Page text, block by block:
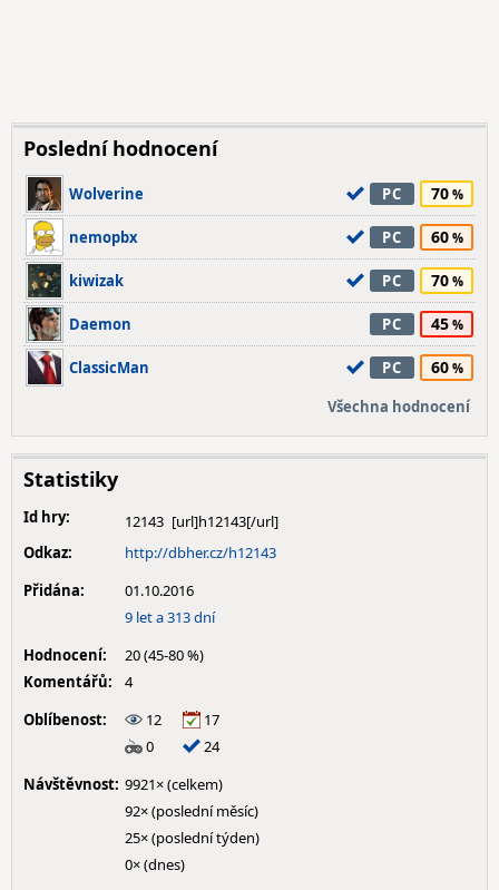
Poslední hodnocení
Wolverine PC 70
nemopbx PC 60
kiwizak PC 70
Daemon PC 45
ClassicMan PC 60
Všechna hodnocení
Statistiky
Id hry:
12143
Odkaz:
http://dbher.cz/h12143
Přidána:
01.10.2016
9 let a 313 dní
Hodnocení:
20 (45-80 %)
Komentářů:
4
Oblíbenost:
12
17
0
24
Návštěvnost: 9921× (celkem)
92× (poslední měsíc)
25× (poslední týden)
0× (dnes)